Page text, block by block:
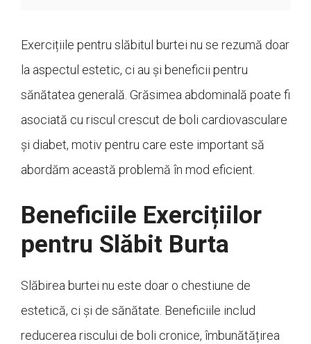
Exercițiile pentru slăbitul burtei nu se rezumă doar
la aspectul estetic, ci au și beneficii pentru
sănătatea generală. Grăsimea abdominală poate fi
asociată cu riscul crescut de boli cardiovasculare
și diabet, motiv pentru care este important să
abordăm această problemă în mod eficient.
Beneficiile Exercițiilor
pentru Slăbit Burta
Slăbirea burtei nu este doar o chestiune de
estetică, ci și de sănătate. Beneficiile includ
reducerea riscului de boli cronice, îmbunătățirea